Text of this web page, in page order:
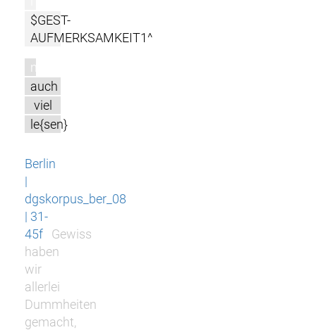
$GEST-
AUFMERKSAMKEIT1^
m
auch
viel
le{sen}
Berlin
|
dgskorpus_ber_08
| 31-
45f
Gewiss
haben
wir
allerlei
Dummheiten
gemacht,